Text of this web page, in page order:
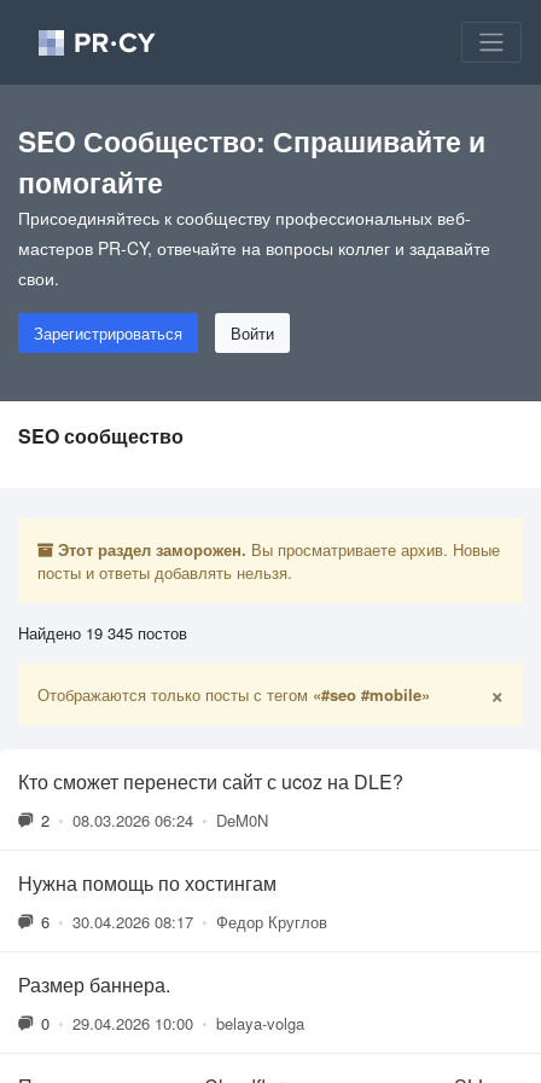
SEO Сообщество: Спрашивайте и
помогайте
Присоединяйтесь к сообществу профессиональных веб-
мастеров PR-CY, отвечайте на вопросы коллег и задавайте
свои.
Зарегистрироваться Войти
SEO сообщество
Этот раздел заморожен. Вы просматриваете архив. Новые
посты и ответы добавлять нельзя.
Найдено 19 345 постов
Отображаются только посты с тегом «#seo #mobile» ×
Кто сможет перенести сайт с ucoz на DLE?
2 • 08.03.2026 06:24 • DeM0N
Нужна помощь по хостингам
6 • 30.04.2026 08:17 • Федор Круглов
Размер баннера.
0 • 29.04.2026 10:00 • belaya-volga